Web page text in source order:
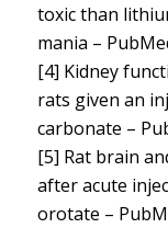
toxic than
mania –
[4] Kidney
rats given an
carbonate –
[5] Rat brain
after acute
orotate –